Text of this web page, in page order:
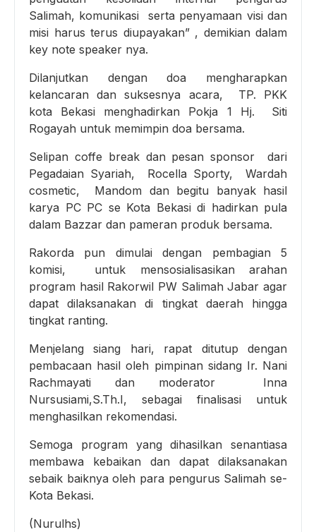
Salimah, komunikasi serta penyamaan visi dan
misi harus terus diupayakan” , demikian dalam
key note speaker nya.
Dilanjutkan dengan doa mengharapkan
kelancaran dan suksesnya acara, TP. PKK
kota Bekasi menghadirkan Pokja 1 Hj. Siti
Rogayah untuk memimpin doa bersama.
Selipan coffe break dan pesan sponsor dari
Pegadaian Syariah, Rocella Sporty, Wardah
cosmetic, Mandom dan begitu banyak hasil
karya PC PC se Kota Bekasi di hadirkan pula
dalam Bazzar dan pameran produk bersama.
Rakorda pun dimulai dengan pembagian 5
komisi, untuk mensosialisasikan arahan
program hasil Rakorwil PW Salimah Jabar agar
dapat dilaksanakan di tingkat daerah hingga
tingkat ranting.
Menjelang siang hari, rapat ditutup dengan
pembacaan hasil oleh pimpinan sidang Ir. Nani
Rachmayati dan moderator Inna
Nursusiami,S.Th.I, sebagai finalisasi untuk
menghasilkan rekomendasi.
Semoga program yang dihasilkan senantiasa
membawa kebaikan dan dapat dilaksanakan
sebaik baiknya oleh para pengurus Salimah se-
Kota Bekasi.
(Nurulhs)